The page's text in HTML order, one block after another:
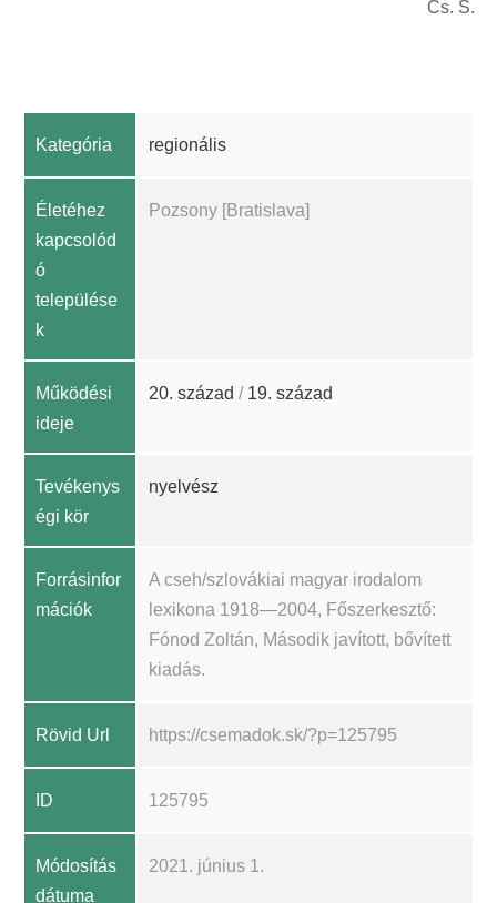
Cs. S.
Kategória regionális
Életéhez
kapcsolód
ó
települése
k
Pozsony [Bratislava]
Működési
ideje
20. század / 19. század
Tevékenys
égi kör
nyelvész
Forrásinfor
mációk
A cseh/szlovákiai magyar irodalom
lexikona 1918—2004, Főszerkesztő:
Fónod Zoltán, Második javított, bővített
kiadás.
Rövid Url https://csemadok.sk/?p=125795
ID 125795
Módosítás
dátuma
2021. június 1.